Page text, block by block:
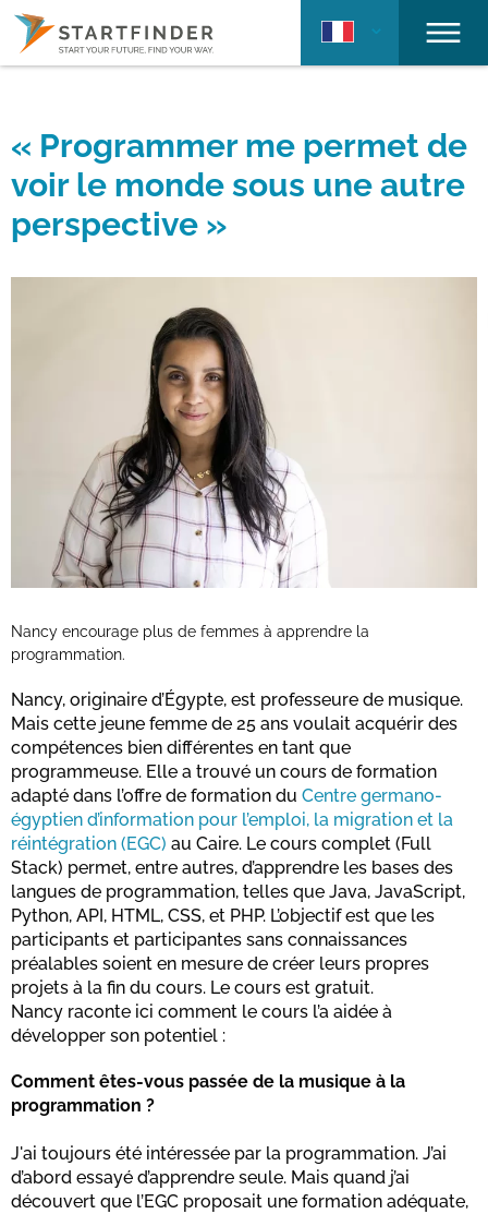
« Programmer me permet de
voir le monde sous une autre
perspective »
Nancy encourage plus de femmes à apprendre la
programmation.
Nancy, originaire d’Égypte, est professeure de musique.
Mais cette jeune femme de 25 ans voulait acquérir des
compétences bien différentes en tant que
programmeuse. Elle a trouvé un cours de formation
adapté dans l’offre de formation du Centre germano-
égyptien d’information pour l’emploi, la migration et la
réintégration (EGC) au Caire. Le cours complet (Full
Stack) permet, entre autres, d’apprendre les bases des
langues de programmation, telles que Java, JavaScript,
Python, API, HTML, CSS, et PHP. L’objectif est que les
participants et participantes sans connaissances
préalables soient en mesure de créer leurs propres
projets à la fin du cours. Le cours est gratuit.
Nancy raconte ici comment le cours l’a aidée à
développer son potentiel :
Comment êtes-vous passée de la musique à la
programmation ?
J'ai toujours été intéressée par la programmation. J’ai
d’abord essayé d’apprendre seule. Mais quand j’ai
découvert que l’EGC proposait une formation adéquate,